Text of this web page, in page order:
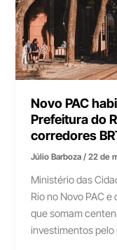
Novo PAC
Prefeitura do
corredores
Júlio Barboza/22 de
Ministério das
Rio no Novo PAC
que somam
investimentos pelo